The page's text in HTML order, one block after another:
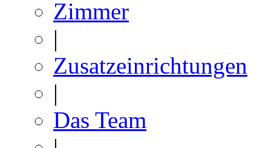
Zimmer
|
Zusatzeinrichtungen
|
Das Team